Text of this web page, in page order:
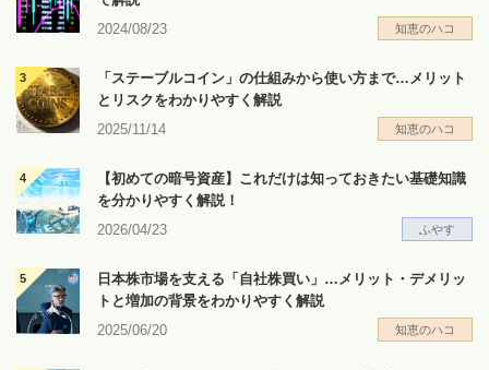
2024/08/23
知恵のハコ
「ステーブルコイン」の仕組みから使い方まで…メリット
とリスクをわかりやすく解説
2025/11/14
知恵のハコ
【初めての暗号資産】これだけは知っておきたい基礎知識
を分かりやすく解説！
2026/04/23
ふやす
日本株市場を支える「自社株買い」…メリット・デメリッ
トと増加の背景をわかりやすく解説
2025/06/20
知恵のハコ